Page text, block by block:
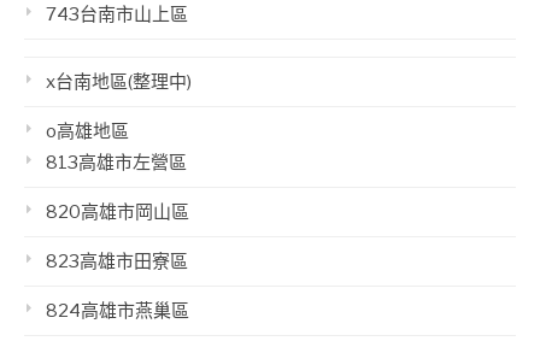
743台南市山上區
x台南地區(整理中)
o高雄地區
813高雄市左營區
820高雄市岡山區
823高雄市田寮區
824高雄市燕巢區